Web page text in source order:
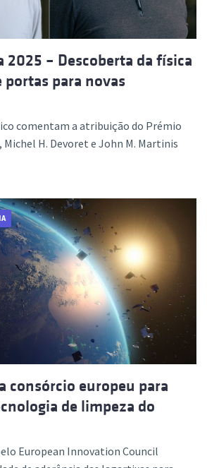
2025 – Descoberta da física
portas para novas
comentam a atribuição do Prémio
H. Devoret e John M. Martinis
consórcio europeu para
de limpeza do
European Innovation Council